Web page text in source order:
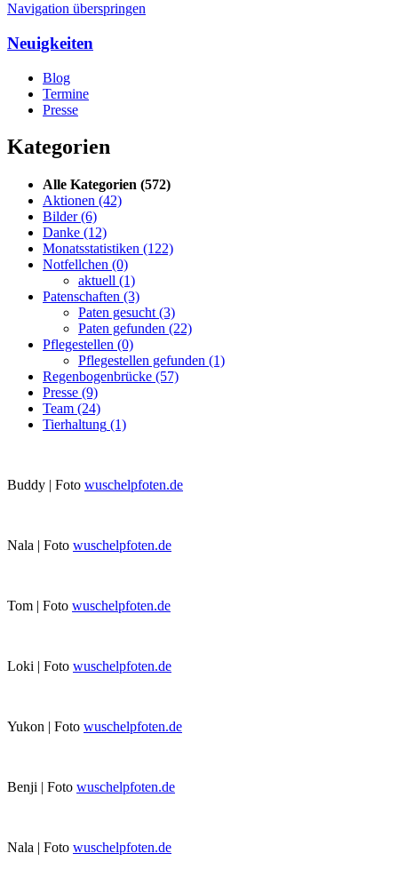
Navigation überspringen
Neuigkeiten
Blog
Termine
Presse
Kategorien
Alle Kategorien (572)
Aktionen (42)
Bilder (6)
Danke (12)
Monatsstatistiken (122)
Notfellchen (0)
aktuell (1)
Patenschaften (3)
Paten gesucht (3)
Paten gefunden (22)
Pflegestellen (0)
Pflegestellen gefunden (1)
Regenbogenbrücke (57)
Presse (9)
Team (24)
Tierhaltung (1)
Buddy | Foto wuschelpfoten.de
Nala | Foto wuschelpfoten.de
Tom | Foto wuschelpfoten.de
Loki | Foto wuschelpfoten.de
Yukon | Foto wuschelpfoten.de
Benji | Foto wuschelpfoten.de
Nala | Foto wuschelpfoten.de